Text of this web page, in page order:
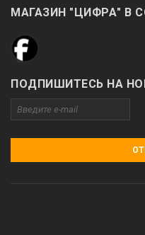
МАГАЗИН "ЦИФРА" В
ПОДПИШИТЕСЬ НА